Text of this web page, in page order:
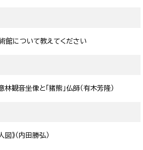
館について教えてください
観音坐像と「猪熊」仏師（有木芳隆）
》（内田勝弘）